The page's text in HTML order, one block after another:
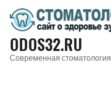
содержимому
ODOS32.RU
Современная стоматология